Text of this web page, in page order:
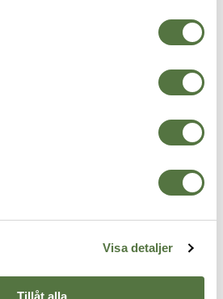
Visa detaljer
Tillåt alla